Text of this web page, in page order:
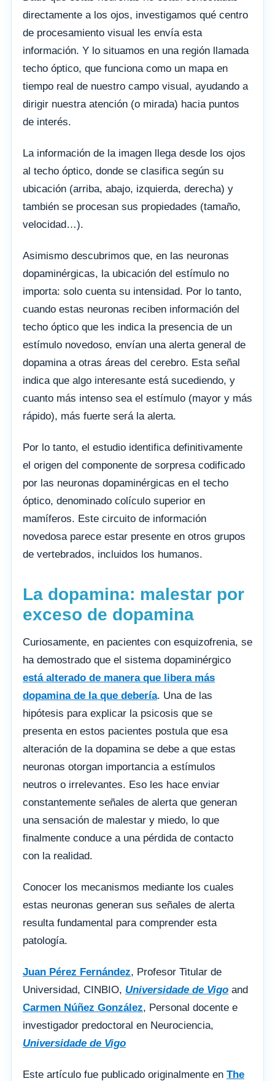
directamente a los ojos, investigamos qué centro
de procesamiento visual les envía esta
información. Y lo situamos en una región llamada
techo óptico, que funciona como un mapa en
tiempo real de nuestro campo visual, ayudando a
dirigir nuestra atención (o mirada) hacia puntos
de interés.
La información de la imagen llega desde los ojos
al techo óptico, donde se clasifica según su
ubicación (arriba, abajo, izquierda, derecha) y
también se procesan sus propiedades (tamaño,
velocidad…).
Asimismo descubrimos que, en las neuronas
dopaminérgicas, la ubicación del estímulo no
importa: solo cuenta su intensidad. Por lo tanto,
cuando estas neuronas reciben información del
techo óptico que les indica la presencia de un
estímulo novedoso, envían una alerta general de
dopamina a otras áreas del cerebro. Esta señal
indica que algo interesante está sucediendo, y
cuanto más intenso sea el estímulo (mayor y más
rápido), más fuerte será la alerta.
Por lo tanto, el estudio identifica definitivamente
el origen del componente de sorpresa codificado
por las neuronas dopaminérgicas en el techo
óptico, denominado colículo superior en
mamíferos. Este circuito de información
novedosa parece estar presente en otros grupos
de vertebrados, incluidos los humanos.
La dopamina: malestar por
exceso de dopamina
Curiosamente, en pacientes con esquizofrenia, se
ha demostrado que el sistema dopaminérgico
está alterado de manera que libera más
dopamina de la que debería. Una de las
hipótesis para explicar la psicosis que se
presenta en estos pacientes postula que esa
alteración de la dopamina se debe a que estas
neuronas otorgan importancia a estímulos
neutros o irrelevantes. Eso les hace enviar
constantemente señales de alerta que generan
una sensación de malestar y miedo, lo que
finalmente conduce a una pérdida de contacto
con la realidad.
Conocer los mecanismos mediante los cuales
estas neuronas generan sus señales de alerta
resulta fundamental para comprender esta
patología.
Juan Pérez Fernández, Profesor Titular de
Universidad, CINBIO, Universidade de Vigo and
Carmen Núñez González, Personal docente e
investigador predoctoral en Neurociencia,
Universidade de Vigo
Este artículo fue publicado originalmente en The